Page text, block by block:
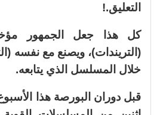
التعليق.!
كل هذا جعل الجمهور
(التريندات)، ويصنع مع نفسه
خلال المسلسل الذي يتابعه.
قبل دوران البورصة هذا